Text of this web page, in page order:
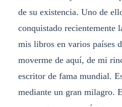
de su existencia. Uno de
conquistado recientemente
mis libros en varios países
moverme de aquí, de mi
escritor de fama mundial.
mediante un gran milagro.